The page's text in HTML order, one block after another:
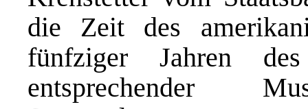
die Zeit des
fünfziger Jahren
entsprechender